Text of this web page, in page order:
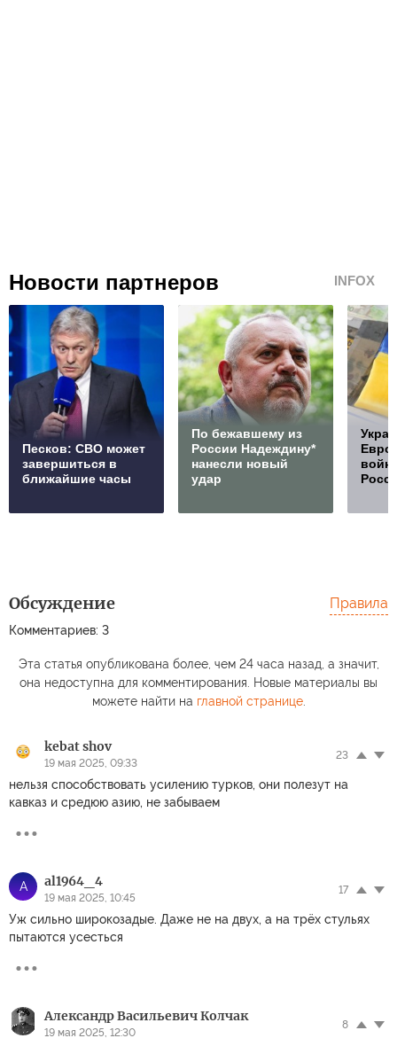
Новости партнеров INFOX
Песков: СВО может
завершиться в
ближайшие часы
По бежавшему из
России Надеждину*
нанесли новый
удар
Обсуждение
Комментариев: 3
Правила
Эта статья опубликована более, чем 24 часа назад, а значит,
она недоступна для комментирования. Новые материалы вы
можете найти на главной странице.
kebat shov
19 мая 2025, 09:33
23
нельзя способствовать усилению турков, они полезут на
кавказ и средюю азию, не забываем
A al1964_4
19 мая 2025, 10:45
17
Уж сильно широкозадые. Даже не на двух, а на трёх стульях
пытаются усесться
Александр Васильевич Колчак
19 мая 2025, 12:30
8